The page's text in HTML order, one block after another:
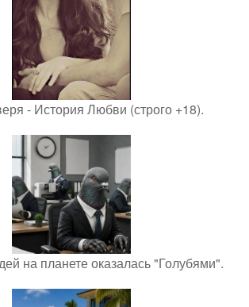
- История Любви (строго +18).
на планете оказалась "Голубями".